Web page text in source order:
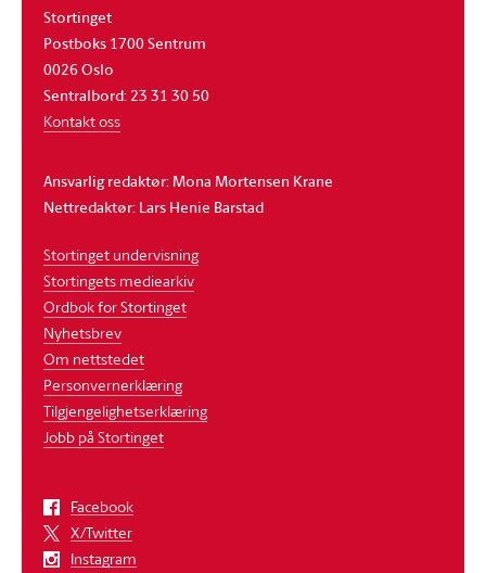
Stortinget
Postboks 1700 Sentrum
0026 Oslo
Sentralbord: 23 31 30 50
Kontakt oss
Ansvarlig redaktør: Mona Mortensen Krane
Nettredaktør: Lars Henie Barstad
Stortinget undervisning
Stortingets mediearkiv
Ordbok for Stortinget
Nyhetsbrev
Om nettstedet
Personvernerklæring
Tilgjengelighetserklæring
Jobb på Stortinget
Facebook
X/Twitter
Instagram